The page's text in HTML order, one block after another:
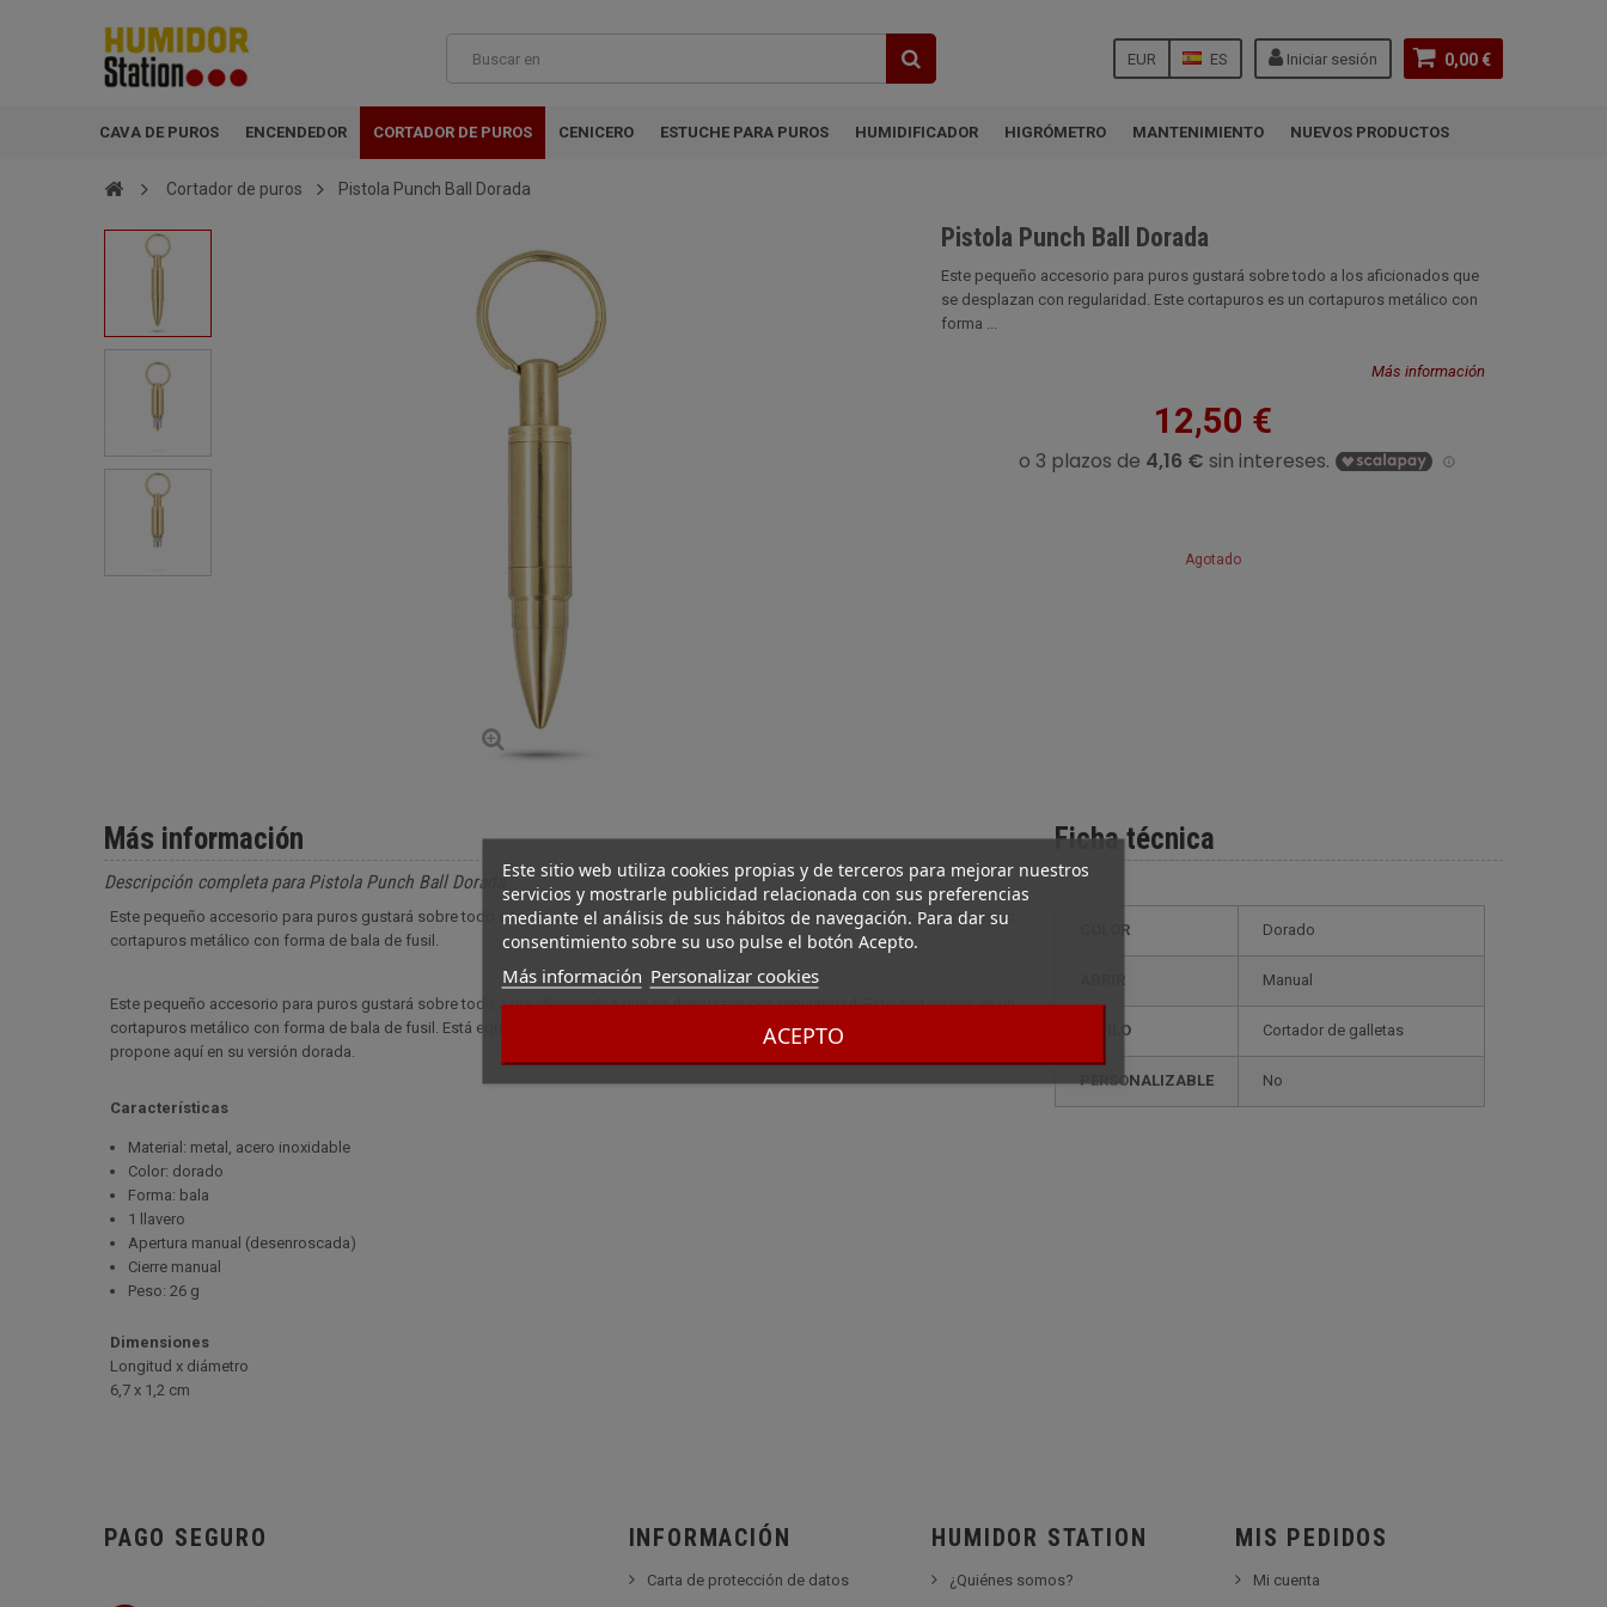
0,00 €
Iniciar sesión
ES
EUR
CAVA DE PUROS ENCENDEDOR CORTADOR DE PUROS CENICERO ESTUCHE PARA PUROS HUMIDIFICADOR HIGRÓMETRO MANTENIMIENTO NUEVOS PRODUCTOS
Este sitio web utiliza cookies propias y de terceros para mejorar nuestros
servicios y mostrarle publicidad relacionada con sus preferencias
mediante el análisis de sus hábitos de navegación. Para dar su
consentimiento sobre su uso pulse el botón Acepto.
Más información Personalizar cookies
ACEPTO
Cortador de puros Pistola Punch Ball Dorada
Pistola Punch Ball Dorada
Este pequeño accesorio para puros gustará sobre todo a los aficionados que
se desplazan con regularidad. Este cortapuros es un cortapuros metálico con
forma ...
Más información
12,50 €
Agotado
Ficha técnica
COLOR Dorado
ABRIR Manual
ESTILO cortador de galletas
PERSONALIZABLE no
Más información
Descripción completa para Pistola Punch Ball Dorada
Este pequeño accesorio para puros gustará sobre todo a los aficionados que se desplazan con regularidad. Este cortapuros es un
cortapuros metálico con forma de bala de fusil.
Este pequeño accesorio para puros gustará sobre todo a los aficionados que se desplazan con regularidad. Este cortapuros es un
cortapuros metálico con forma de bala de fusil. Está equipado con una anilla para colgarlo en un llavero. Ligera y compacta, se
propone aquí en su versión dorada.
Características
Material: metal, acero inoxidable
Color: dorado
Forma: bala
1 llavero
Apertura manual (desenroscada)
Cierre manual
Peso: 26 g
Dimensiones
Longitud x diámetro
6,7 x 1,2 cm
PAGO SEGURO INFORMACIÓN
Carta de protección de datos
HUMIDOR STATION
¿Quiénes somos?
MIS PEDIDOS
Mi cuenta